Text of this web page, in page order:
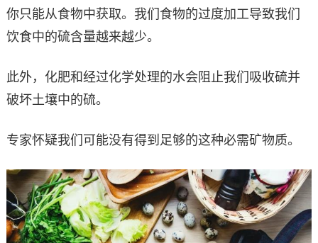
你只能从食物中获取。我们食物的过度加工导致我们
饮食中的硫含量越来越少。
此外，化肥和经过化学处理的水会阻止我们吸收硫并
破坏土壤中的硫。
专家怀疑我们可能没有得到足够的这种必需矿物质。